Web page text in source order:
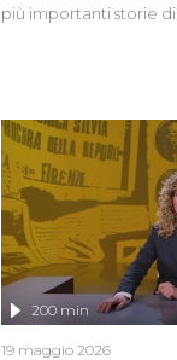
più importanti storie
200 min
19 maggio 2026